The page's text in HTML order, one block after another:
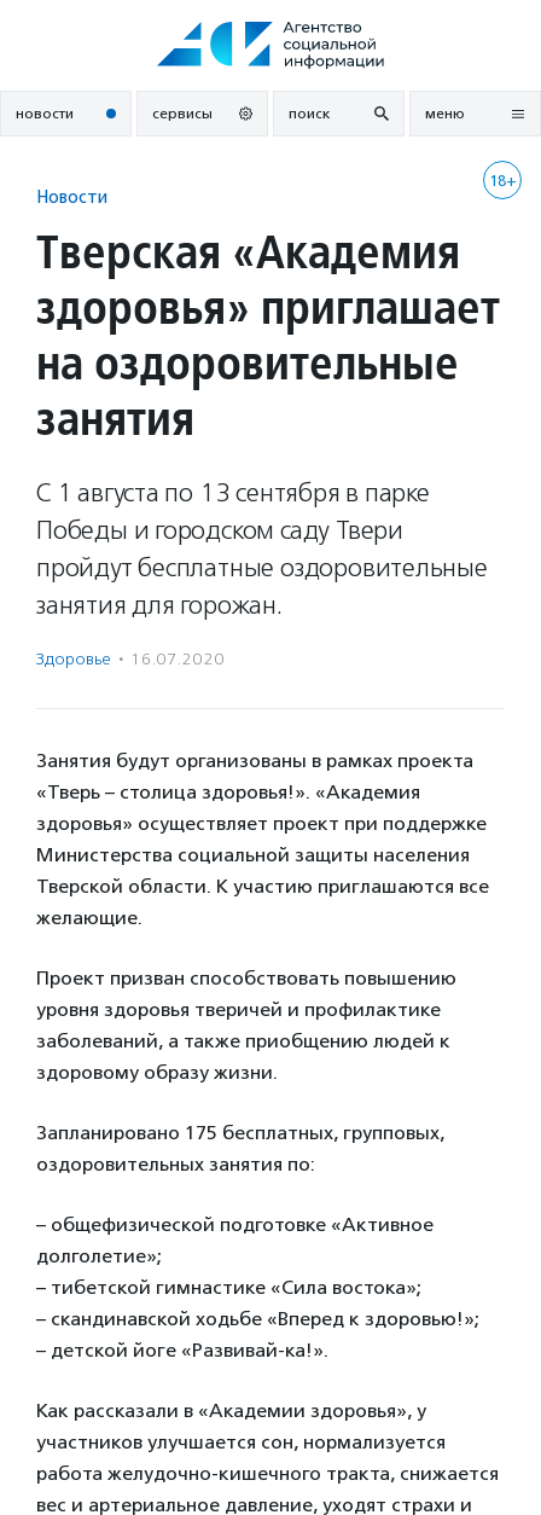
новости сервисы поиск меню
18+
Новости
Тверская «Академия
здоровья» приглашает
на оздоровительные
занятия
С 1 августа по 13 сентября в парке
Победы и городском саду Твери
пройдут бесплатные оздоровительные
занятия для горожан.
Здоровье · 16.07.2020
Занятия будут организованы в рамках проекта
«Тверь – столица здоровья!». «Академия
здоровья» осуществляет проект при поддержке
Министерства социальной защиты населения
Тверской области. К участию приглашаются все
желающие.
Проект призван способствовать повышению
уровня здоровья тверичей и профилактике
заболеваний, а также приобщению людей к
здоровому образу жизни.
Запланировано 175 бесплатных, групповых,
оздоровительных занятия по:
– общефизической подготовке «Активное
долголетие»;
– тибетской гимнастике «Сила востока»;
– скандинавской ходьбе «Вперед к здоровью!»;
– детской йоге «Развивай-ка!».
Как рассказали в «Академии здоровья», у
участников улучшается сон, нормализуется
работа желудочно-кишечного тракта, снижается
вес и артериальное давление, уходят страхи и